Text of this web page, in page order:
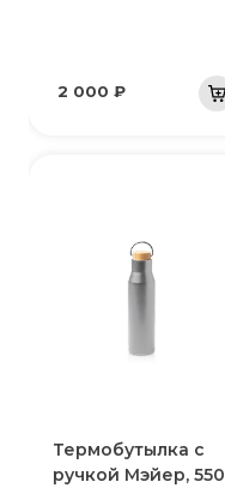
2 000 ₽
Термобутылка с
ручкой Мэйер, 550